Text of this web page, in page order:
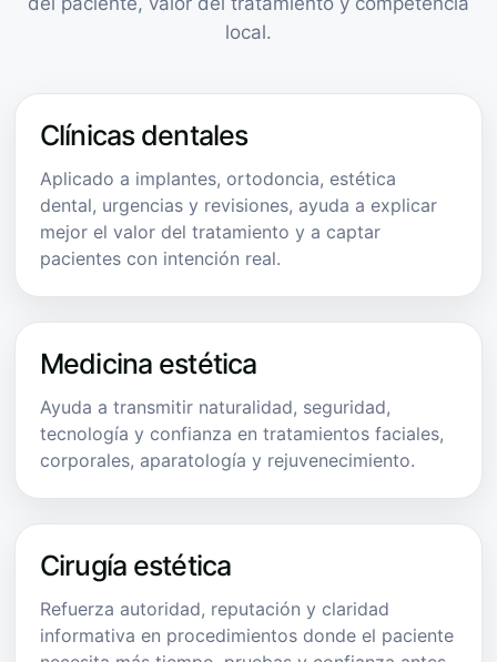
local.
Clínicas dentales
Aplicado a implantes, ortodoncia, estética
dental, urgencias y revisiones, ayuda a explicar
mejor el valor del tratamiento y a captar
pacientes con intención real.
Medicina estética
Ayuda a transmitir naturalidad, seguridad,
tecnología y confianza en tratamientos faciales,
corporales, aparatología y rejuvenecimiento.
Cirugía estética
Refuerza autoridad, reputación y claridad
informativa en procedimientos donde el paciente